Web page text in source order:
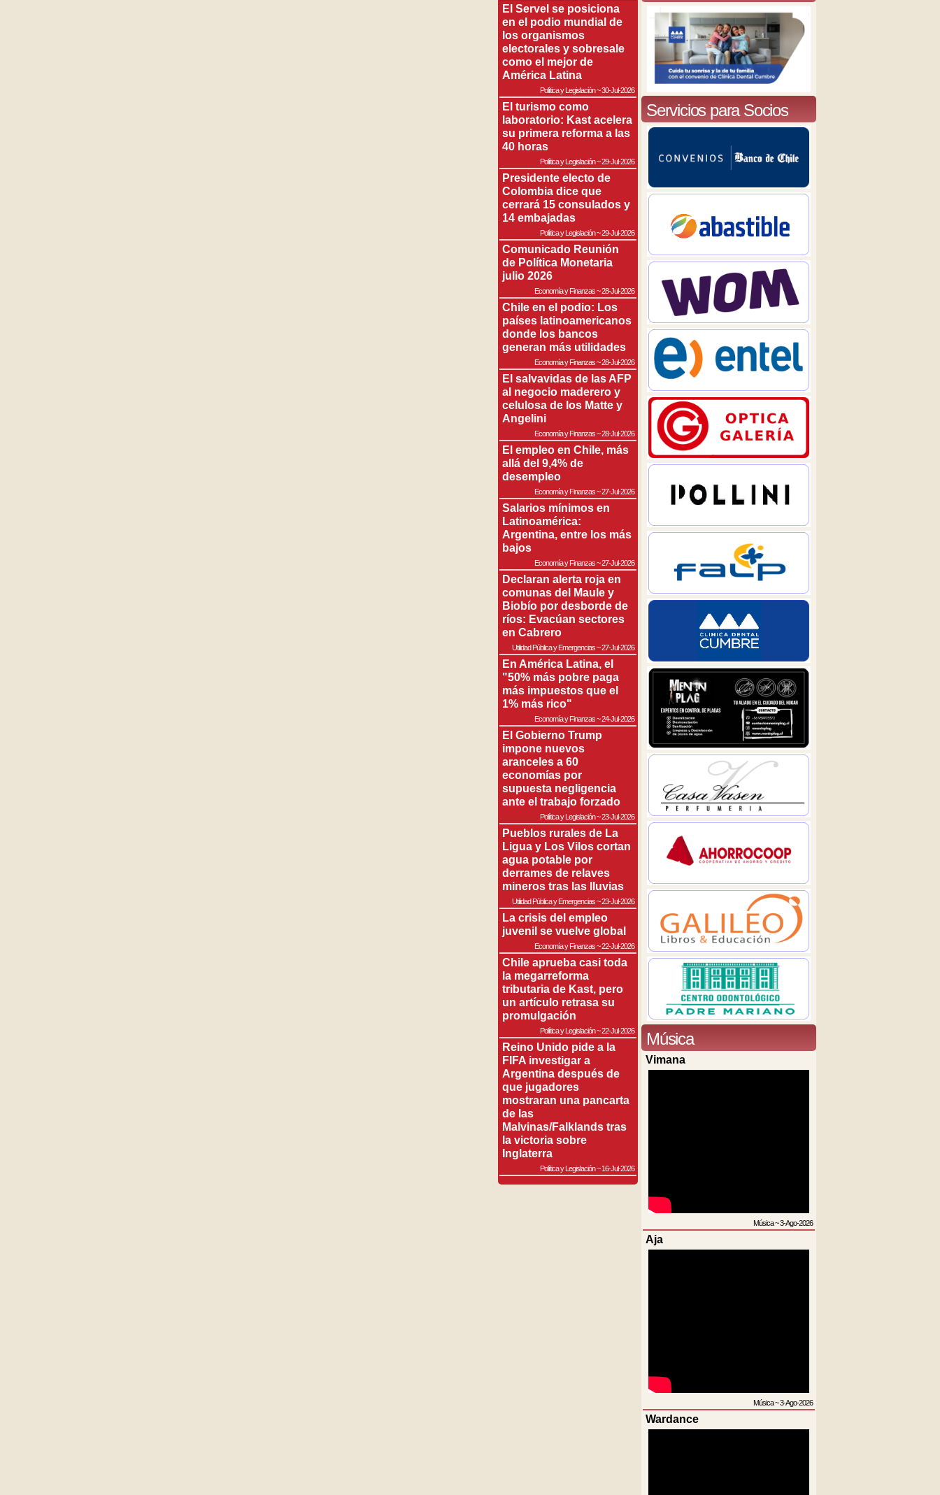
El Servel se posiciona
en el podio mundial de
los organismos
electorales y sobresale
como el mejor de
América Latina
Política y Legislación~30-Jul-2026
El turismo como
laboratorio: Kast acelera
su primera reforma a las
40 horas
Política y Legislación~29-Jul-2026
Presidente electo de
Colombia dice que
cerrará 15 consulados y
14 embajadas
Política y Legislación~29-Jul-2026
Comunicado Reunión
de Política Monetaria
julio 2026
Economía y Finanzas~28-Jul-2026
Chile en el podio: Los
países latinoamericanos
donde los bancos
generan más utilidades
Economía y Finanzas~28-Jul-2026
El salvavidas de las AFP
al negocio maderero y
celulosa de los Matte y
Angelini
Economía y Finanzas~28-Jul-2026
El empleo en Chile, más
allá del 9,4% de
desempleo
Economía y Finanzas~27-Jul-2026
Salarios mínimos en
Latinoamérica:
Argentina, entre los más
bajos
Economía y Finanzas~27-Jul-2026
Declaran alerta roja en
comunas del Maule y
Biobío por desborde de
ríos: Evacúan sectores
en Cabrero
Utilidad Pública y Emergencias~27-Jul-2026
En América Latina, el
"50% más pobre paga
más impuestos que el
1% más rico"
Economía y Finanzas~24-Jul-2026
El Gobierno Trump
impone nuevos
aranceles a 60
economías por
supuesta negligencia
ante el trabajo forzado
Política y Legislación~23-Jul-2026
Pueblos rurales de La
Ligua y Los Vilos cortan
agua potable por
derrames de relaves
mineros tras las lluvias
Utilidad Pública y Emergencias~23-Jul-2026
La crisis del empleo
juvenil se vuelve global
Economía y Finanzas~22-Jul-2026
Chile aprueba casi toda
la megarreforma
tributaria de Kast, pero
un artículo retrasa su
promulgación
Política y Legislación~22-Jul-2026
Reino Unido pide a la
FIFA investigar a
Argentina después de
que jugadores
mostraran una pancarta
de las
Malvinas/Falklands tras
la victoria sobre
Inglaterra
Política y Legislación~16-Jul-2026
Servicios para Socios
Música
Vimana
Música~3-Ago-2026
Aja
Música~3-Ago-2026
Wardance